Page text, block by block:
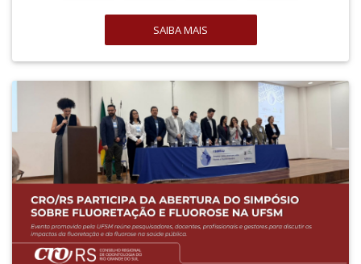
SAIBA MAIS